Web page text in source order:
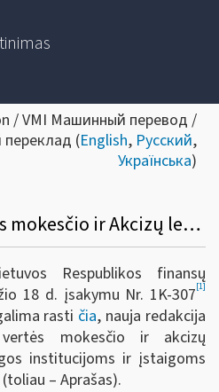
/ VMI Машинный перевод /
(English, Русский,
Українська)
Dėl Pridėtinės vertės mokesčio ir Akcizų lengvatų taikymo Europos Sąjungos institucijoms ir įstaigoms
Respublikos finansų
18 d. įsakymu Nr. 1K-307[1]
rasti čia, nauja redakcija
mokesčio ir akcizų
institucijoms ir įstaigoms
– Aprašas).